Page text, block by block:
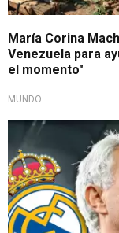
María Corina
Venezuela para
el momento"
MUNDO
Florentino cumple